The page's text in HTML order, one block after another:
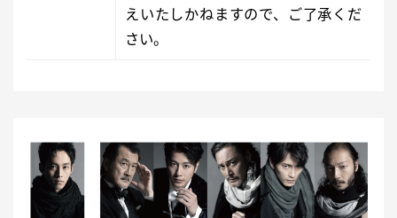
えいたしかねますので、ご了承くだ
さい。